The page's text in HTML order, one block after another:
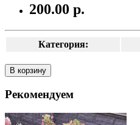
200.00 р.
Категория:
В корзину
Рекомендуем